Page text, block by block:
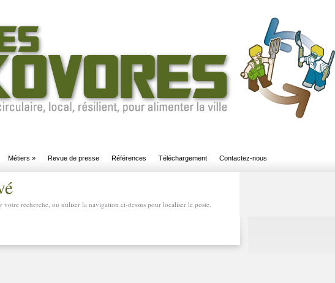
Métiers » Revue de presse Références Téléchargement Contactez-nous
votre recherche, ou utiliser la navigation ci-dessus pour localiser le poste.